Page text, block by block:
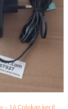
– 1A Colokan kecil